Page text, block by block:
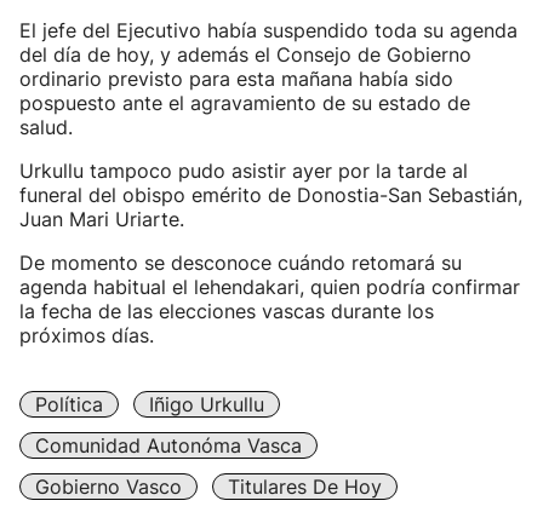
El jefe del Ejecutivo había suspendido toda su agenda
del día de hoy, y además el Consejo de Gobierno
ordinario previsto para esta mañana había sido
pospuesto ante el agravamiento de su estado de
salud.
Urkullu tampoco pudo asistir ayer por la tarde al
funeral del obispo emérito de Donostia-San Sebastián,
Juan Mari Uriarte.
De momento se desconoce cuándo retomará su
agenda habitual el lehendakari, quien podría confirmar
la fecha de las elecciones vascas durante los
próximos días.
Política
Iñigo Urkullu
Comunidad Autonóma Vasca
Gobierno Vasco
Titulares De Hoy